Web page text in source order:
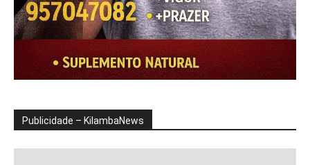
Publicidade – KilambaNews